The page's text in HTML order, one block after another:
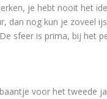
je hebt nooit het
dan nog kun je zoveel
sfeer is prima, bij het
voor het tweede